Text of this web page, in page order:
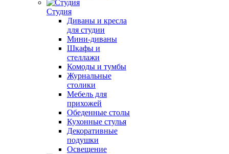
Студия
Диваны и кресла
для студии
Мини-диваны
Шкафы и
стеллажи
Комоды и тумбы
Журнальные
столики
Мебель для
прихожей
Обеденные столы
Кухонные стулья
Декоративные
подушки
Освещение